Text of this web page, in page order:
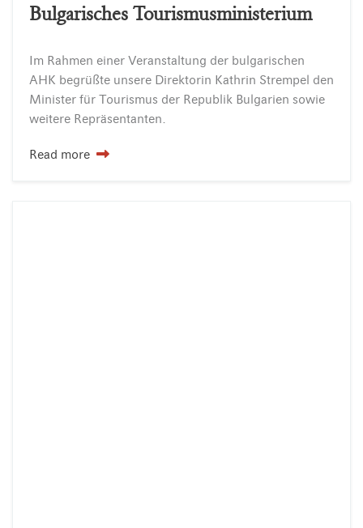
Bulgarisches Tourismusministerium
Im Rahmen einer Veranstaltung der bulgarischen
AHK begrüßte unsere Direktorin Kathrin Strempel den
Minister für Tourismus der Republik Bulgarien sowie
weitere Repräsentanten.
Read more